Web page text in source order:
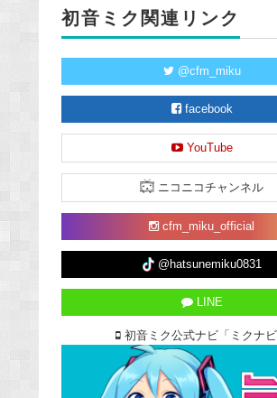
初音ミク関連リンク
@cfm_miku
facebook
YouTube
ニコニコチャンネル
cfm_miku_official
@hatsunemiku0831
LINE
初音ミク公式ナビ「ミクナビ